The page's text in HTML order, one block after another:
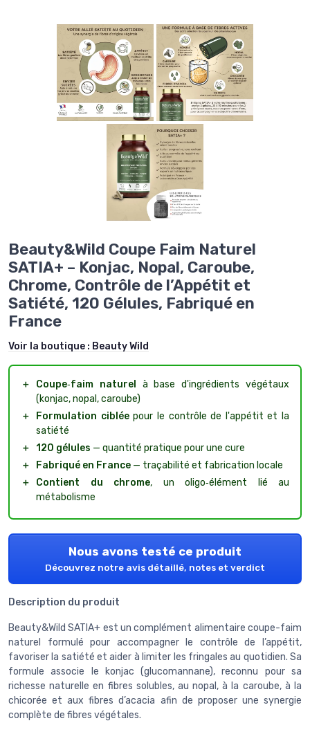
Beauty&Wild Coupe Faim Naturel
SATIA+ – Konjac, Nopal, Caroube,
Chrome, Contrôle de l’Appétit et
Satiété, 120 Gélules, Fabriqué en
France
Voir la boutique : Beauty Wild
＋ Coupe‑faim naturel
à base d'ingrédients végétaux
(konjac, nopal, caroube)
＋
Formulation cibléepour le contrôle de l'appétit et la
satiété
＋ 120 gélules — quantité pratique pour une cure
＋
Fabriqué en France — traçabilité et fabrication locale
＋
Contient du chrome, un oligo‑élément lié au
métabolisme
Nous avons testé ce produit
Découvrez notre avis détaillé, notes et verdict
Description du produit
Beauty&Wild SATIA+ est un complément alimentaire coupe-faim
naturel formulé pour accompagner le contrôle de l’appétit,
favoriser la satiété et aider à limiter les fringales au quotidien. Sa
formule associe le konjac (glucomannane), reconnu pour sa
richesse naturelle en fibres solubles, au nopal, à la caroube, à la
chicorée et aux fibres d’acacia afin de proposer une synergie
complète de fibres végétales.